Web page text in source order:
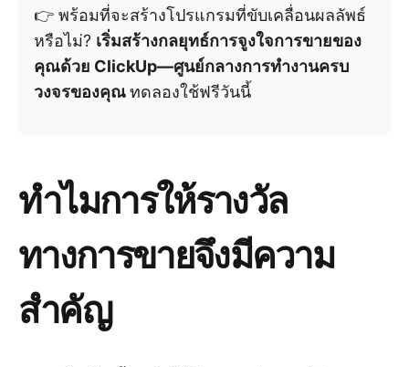
👉 พร้อมที่จะสร้างโปรแกรมที่ขับเคลื่อนผลลัพธ์
หรือไม่? เริ่มสร้างกลยุทธ์การจูงใจการขายของ
คุณด้วย ClickUp—ศูนย์กลางการทำงานครบ
วงจรของคุณทดลองใช้ฟรีวันนี้
ทำไมการให้รางวัล
ทางการขายจึงมีความ
สำคัญ